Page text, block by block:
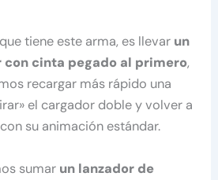
tiene este arma, es llevar un
con cinta pegado al primero,
recargar más rápido una
el cargador doble y volver a
su animación estándar.
sumar un lanzador de